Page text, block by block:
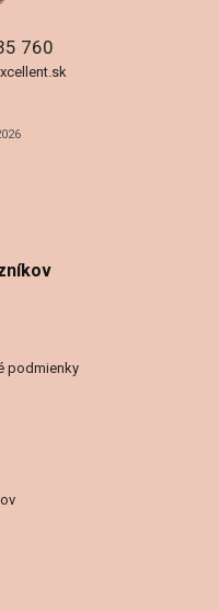
760
podmienky